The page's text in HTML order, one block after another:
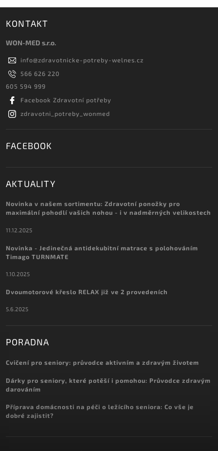
KONTAKT
WON-MED s.r.o.
info@zdravotnicke-potreby-welnes.cz
566 626 220
605 594 999
Facebook Zdravotní potřeby
zdravotni_potreby_wonmed
FACEBOOK
AKTUALITY
Novinka v našem sortimentu: Zdravotní ponožky pro
maximální pohodlí vašich nohou - i v nadměrných velikostech
11.12.2025
Novinka - Jedinečná antidekubitní matrace s polohováním
Timago TURNMATE
1.10.2025
Dvoumotorové křeslo RELAX již ve 2 provedeních
5.6.2025
PORADNA
Cvičení pro seniory: průvodce aktivním a zdravým životem
Dárky pro seniory, které potěší i pomohou: Průvodce zdravým
darováním
Příprava domácnosti na péči o ležícího seniora: Co vše je
dobré zajistit?